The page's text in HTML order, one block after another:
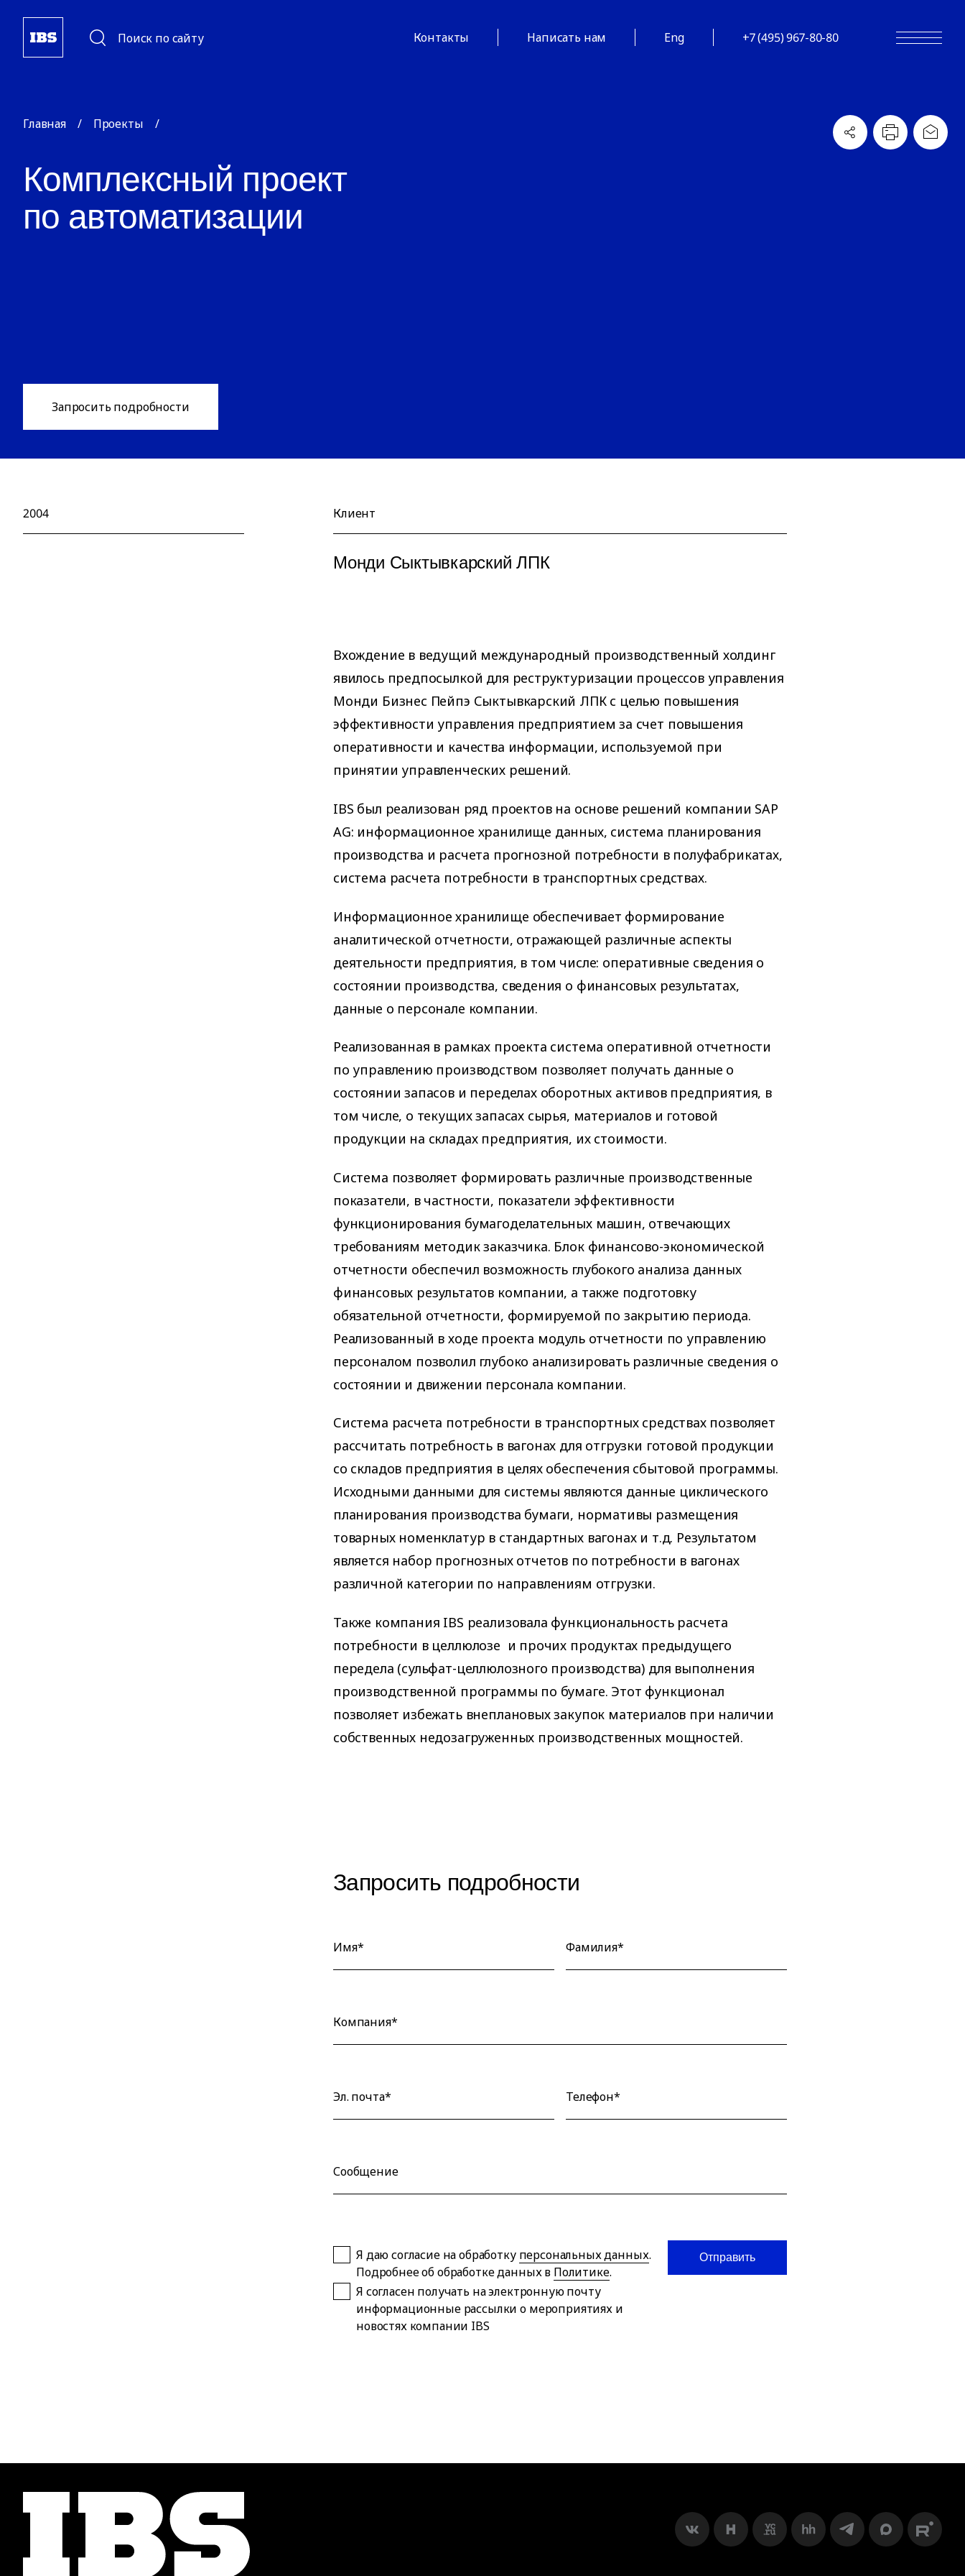
Поиск по сайту Контакты Написать нам Eng +7 (495) 967-80-80
Главная / Проекты /
Комплексный проект
по автоматизации
Запросить подробности
2004 Клиент
Монди Сыктывкарский ЛПК
Вхождение в ведущий международный производственный холдинг
явилось предпосылкой для реструктуризации процессов управления
Монди Бизнес Пейпэ Сыктывкарский ЛПК с целью повышения
эффективности управления предприятием за счет повышения
оперативности и качества информации, используемой при
принятии управленческих решений.
IBS был реализован ряд проектов на основе решений компании SAP
AG: информационное хранилище данных, система планирования
производства и расчета прогнозной потребности в полуфабрикатах,
система расчета потребности в транспортных средствах.
Информационное хранилище обеспечивает формирование
аналитической отчетности, отражающей различные аспекты
деятельности предприятия, в том числе: оперативные сведения о
состоянии производства, сведения о финансовых результатах,
данные о персонале компании.
Реализованная в рамках проекта система оперативной отчетности
по управлению производством позволяет получать данные о
состоянии запасов и переделах оборотных активов предприятия, в
том числе, о текущих запасах сырья, материалов и готовой
продукции на складах предприятия, их стоимости.
Система позволяет формировать различные производственные
показатели, в частности, показатели эффективности
функционирования бумагоделательных машин, отвечающих
требованиям методик заказчика. Блок финансово-экономической
отчетности обеспечил возможность глубокого анализа данных
финансовых результатов компании, а также подготовку
обязательной отчетности, формируемой по закрытию периода.
Реализованный в ходе проекта модуль отчетности по управлению
персоналом позволил глубоко анализировать различные сведения о
состоянии и движении персонала компании.
Система расчета потребности в транспортных средствах позволяет
рассчитать потребность в вагонах для отгрузки готовой продукции
со складов предприятия в целях обеспечения сбытовой программы.
Исходными данными для системы являются данные циклического
планирования производства бумаги, нормативы размещения
товарных номенклатур в стандартных вагонах и т.д. Результатом
является набор прогнозных отчетов по потребности в вагонах
различной категории по направлениям отгрузки.
Также компания IBS реализовала функциональность расчета
потребности в целлюлозе и прочих продуктах предыдущего
передела (сульфат-целлюлозного производства) для выполнения
производственной программы по бумаге. Этот функционал
позволяет избежать внеплановых закупок материалов при наличии
собственных недозагруженных производственных мощностей.
Запросить подробности
Имя* Фамилия*
Компания*
Эл. почта* Телефон*
Сообщение
Я даю согласие на обработку персональных данных.
Подробнее об обработке данных в Политике.
Я согласен получать на электронную почту
информационные рассылки о мероприятиях и
новостях компании IBS
Отправить